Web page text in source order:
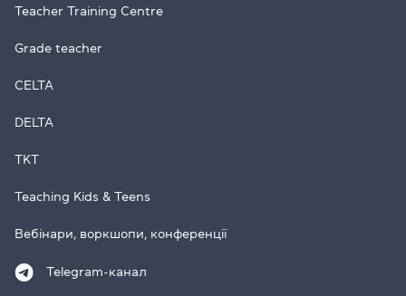
Teacher Training Centre
Grade teacher
CELTA
DELTA
TKT
Teaching Kids & Teens
Вебінари, воркшопи, конференції
Telegram-канал